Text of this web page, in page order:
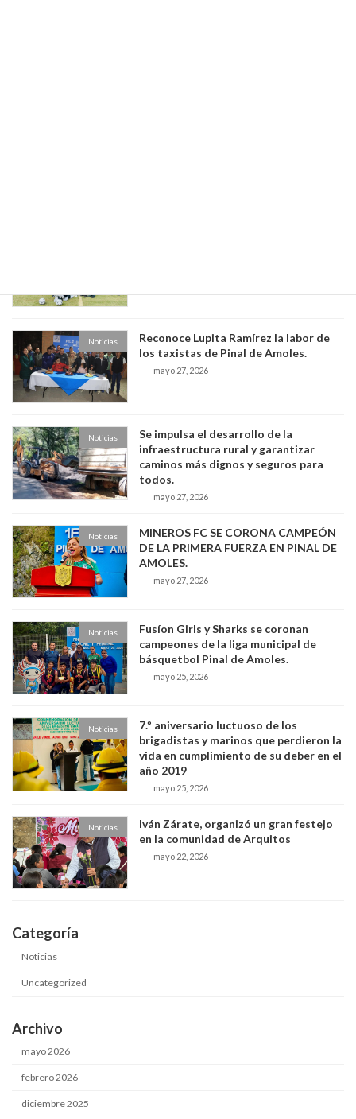
Noticias
Reconoce Lupita Ramírez la labor de
los taxistas de Pinal de Amoles.
mayo 27, 2026
Noticias
Se impulsa el desarrollo de la
infraestructura rural y garantizar
caminos más dignos y seguros para
todos.
mayo 27, 2026
Noticias
MINEROS FC SE CORONA CAMPEÓN
DE LA PRIMERA FUERZA EN PINAL DE
AMOLES.
mayo 27, 2026
Noticias
Fusíon Girls y Sharks se coronan
campeones de la liga municipal de
básquetbol Pinal de Amoles.
mayo 25, 2026
Noticias
7.º aniversario luctuoso de los
brigadistas y marinos que perdieron la
vida en cumplimiento de su deber en el
año 2019
mayo 25, 2026
Noticias
Iván Zárate, organizó un gran festejo
en la comunidad de Arquitos
mayo 22, 2026
Categoría
Noticias
Uncategorized
Archivo
mayo 2026
febrero 2026
diciembre 2025